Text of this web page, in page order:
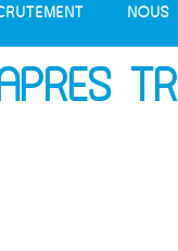
NOUS